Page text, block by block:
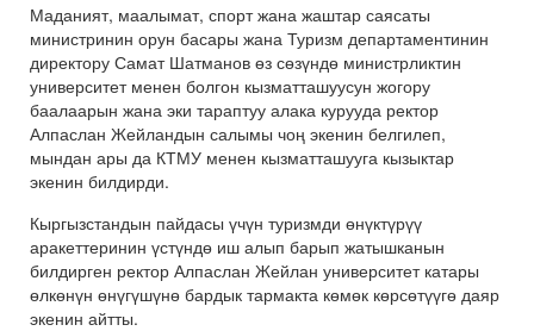
Маданият, маалымат, спорт жана жаштар саясаты
министринин орун басары жана Туризм департаментинин
директору Самат Шатманов өз сөзүндө министрликтин
университет менен болгон кызматташуусун жогору
баалаарын жана эки тараптуу алака курууда ректор
Алпаслан Жейландын салымы чоң экенин белгилеп,
мындан ары да КТМУ менен кызматташууга кызыктар
экенин билдирди.
Кыргызстандын пайдасы үчүн туризмди өнүктүрүү
аракеттеринин үстүндө иш алып барып жатышканын
билдирген ректор Алпаслан Жейлан университет катары
өлкөнүн өнүгүшүнө бардык тармакта көмөк көрсөтүүгө даяр
экенин айтты.